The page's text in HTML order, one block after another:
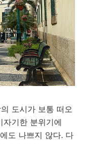
도시가 보통 떠오
기한 분위기에
도 나쁘지 않다. 다